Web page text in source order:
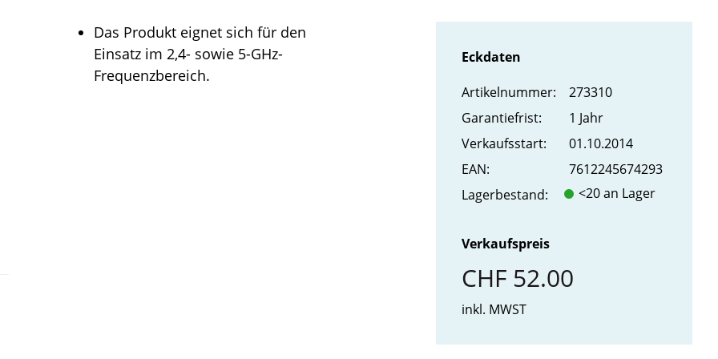
Das Produkt eignet sich für den
Einsatz im 2,4- sowie 5-GHz-
Frequenzbereich.
Eckdaten
Artikel­nummer:
273310
Garantiefrist:
1 Jahr
Verkaufs­start:
01.10.2014
EAN:
7612245674293
Lager­bestand:
<20 an Lager
Verkaufspreis
CHF 52.00
inkl. MWST